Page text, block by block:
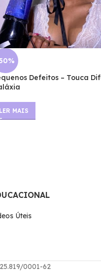
Defeitos – Touca
LER MAIS
Úteis
0001-62